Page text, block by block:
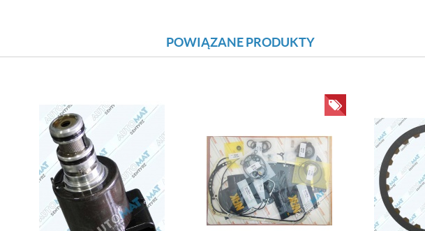
POWIĄZANE PRODUKTY